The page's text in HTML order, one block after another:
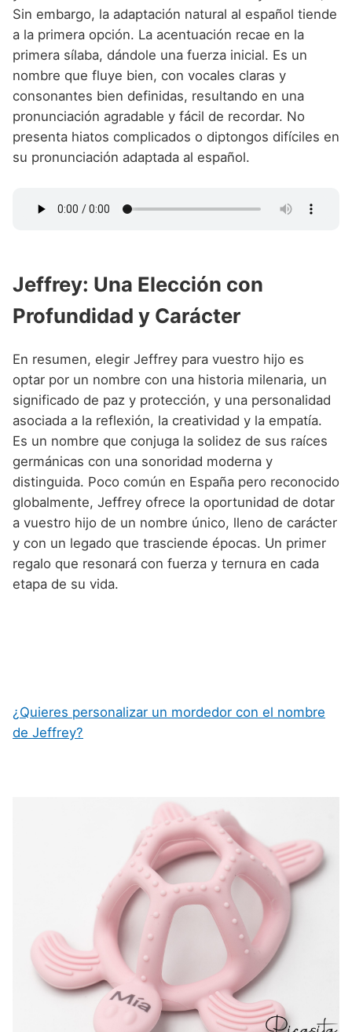
Sin embargo, la adaptación natural al español tiende
a la primera opción. La acentuación recae en la
primera sílaba, dándole una fuerza inicial. Es un
nombre que fluye bien, con vocales claras y
consonantes bien definidas, resultando en una
pronunciación agradable y fácil de recordar. No
presenta hiatos complicados o diptongos difíciles en
su pronunciación adaptada al español.
Jeffrey: Una Elección con
Profundidad y Carácter
En resumen, elegir Jeffrey para vuestro hijo es
optar por un nombre con una historia milenaria, un
significado de paz y protección, y una personalidad
asociada a la reflexión, la creatividad y la empatía.
Es un nombre que conjuga la solidez de sus raíces
germánicas con una sonoridad moderna y
distinguida. Poco común en España pero reconocido
globalmente, Jeffrey ofrece la oportunidad de dotar
a vuestro hijo de un nombre único, lleno de carácter
y con un legado que trasciende épocas. Un primer
regalo que resonará con fuerza y ternura en cada
etapa de su vida.
¿Quieres personalizar un mordedor con el nombre
de Jeffrey?